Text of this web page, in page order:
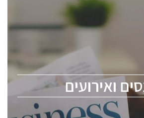
ואירועים
ואירועים
הסמיקונדקטור כולל מהנדסים,
ChipEx2026 will be held on May
conference is intended for